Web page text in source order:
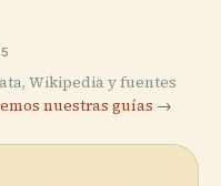
Wikipedia y fuentes
nuestras guías →